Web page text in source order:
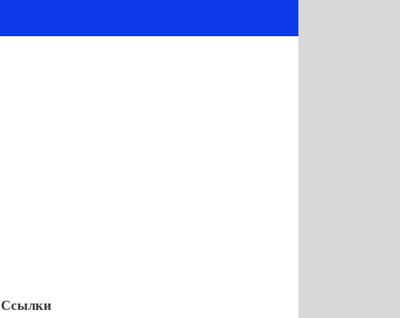
Ссылки